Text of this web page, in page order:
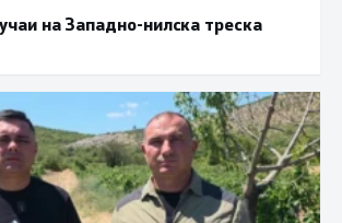
на Западно-нилска треска